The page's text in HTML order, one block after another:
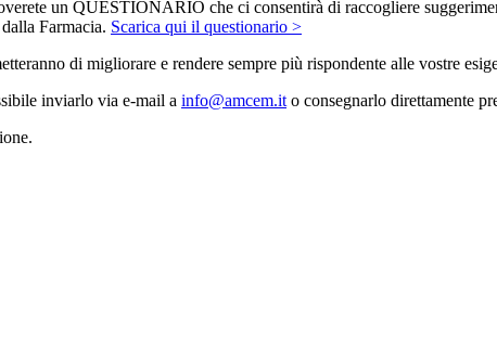
un QUESTIONARIO che ci consentirà di raccogliere
Farmacia. Scarica qui il questionario >
di migliorare e rendere sempre più rispondente alle vostre
inviarlo via e-mail a info@amcem.it o consegnarlo direttamente